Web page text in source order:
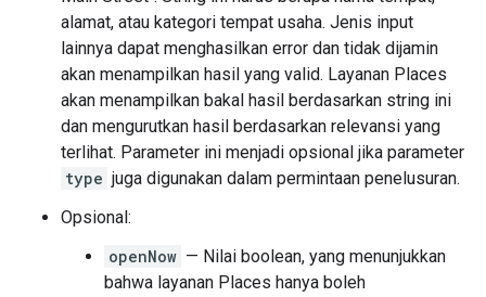
alamat, atau kategori tempat usaha. Jenis input
lainnya dapat menghasilkan error dan tidak dijamin
akan menampilkan hasil yang valid. Layanan Places
akan menampilkan bakal hasil berdasarkan string ini
dan mengurutkan hasil berdasarkan relevansi yang
terlihat. Parameter ini menjadi opsional jika parameter
type juga digunakan dalam permintaan penelusuran.
Opsional:
openNow — Nilai boolean, yang menunjukkan
bahwa layanan Places hanya boleh